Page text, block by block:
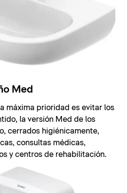
Med
máxima prioridad es evitar los
la versión Med de los
cerrados higiénicamente,
consultas médicas,
y centros de rehabilitación.